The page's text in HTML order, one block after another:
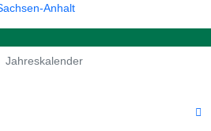
Jahreskalender